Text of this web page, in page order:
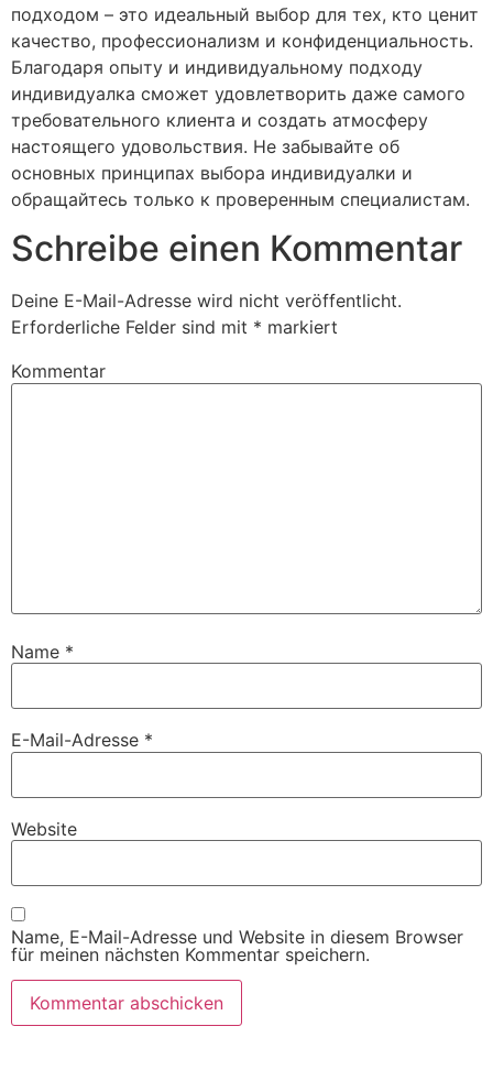
подходом – это идеальный выбор для тех, кто ценит
качество, профессионализм и конфиденциальность.
Благодаря опыту и индивидуальному подходу
индивидуалка сможет удовлетворить даже самого
требовательного клиента и создать атмосферу
настоящего удовольствия. Не забывайте об
основных принципах выбора индивидуалки и
обращайтесь только к проверенным специалистам.
Schreibe einen Kommentar
Deine E-Mail-Adresse wird nicht veröffentlicht.
Erforderliche Felder sind mit * markiert
Kommentar
Name *
E-Mail-Adresse *
Website
Name, E-Mail-Adresse und Website in diesem Browser
für meinen nächsten Kommentar speichern.